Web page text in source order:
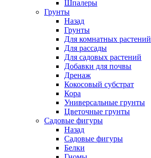
Шпалеры
Грунты
Назад
Грунты
Для комнатных растений
Для рассады
Для садовых растений
Добавки для почвы
Дренаж
Кокосовый субстрат
Кора
Универсальные грунты
Цветочные грунты
Садовые фигуры
Назад
Садовые фигуры
Белки